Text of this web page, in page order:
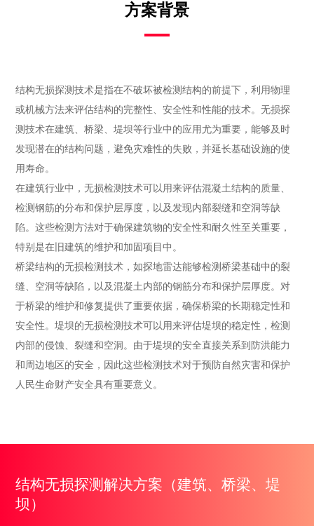
方案背景
结构无损探测技术是指在不破坏被检测结构的前提下，利用物理
或机械方法来评估结构的完整性、安全性和性能的技术。无损探
测技术在建筑、桥梁、堤坝等行业中的应用尤为重要，能够及时
发现潜在的结构问题，避免灾难性的失败，并延长基础设施的使
用寿命。
在建筑行业中，无损检测技术可以用来评估混凝土结构的质量、
检测钢筋的分布和保护层厚度，以及发现内部裂缝和空洞等缺
陷。这些检测方法对于确保建筑物的安全性和耐久性至关重要，
特别是在旧建筑的维护和加固项目中。
桥梁结构的无损检测技术，如探地雷达能够检测桥梁基础中的裂
缝、空洞等缺陷，以及混凝土内部的钢筋分布和保护层厚度。对
于桥梁的维护和修复提供了重要依据，确保桥梁的长期稳定性和
安全性。堤坝的无损检测技术可以用来评估堤坝的稳定性，检测
内部的侵蚀、裂缝和空洞。由于堤坝的安全直接关系到防洪能力
和周边地区的安全，因此这些检测技术对于预防自然灾害和保护
人民生命财产安全具有重要意义。
结构无损探测解决方案（建筑、桥梁、堤
坝）